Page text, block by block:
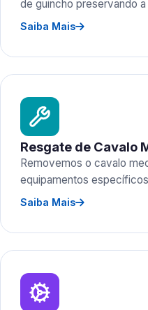
de guincho preservando
Saiba Mais
Resgate de Cavalo
Removemos o cavalo
equipamentos
Saiba Mais